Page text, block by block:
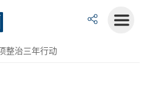
整治三年行动